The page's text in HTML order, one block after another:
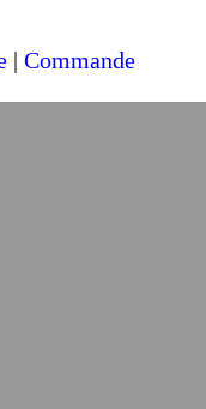
| Commande